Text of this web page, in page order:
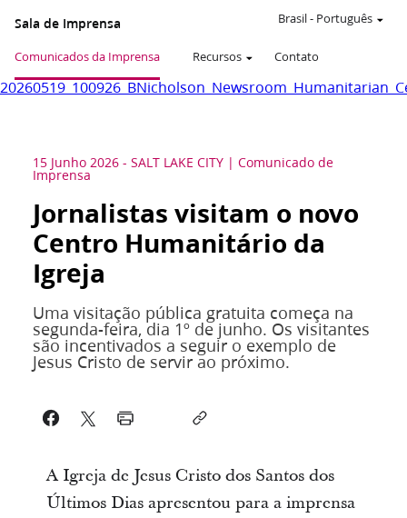
Sala de Imprensa
Comunicados da Imprensa Recursos Contato
Brasil- Português
15 Junho 2026 - SALT LAKE CITY Comunicado de
Imprensa
Jornalistas visitam o novo
Centro Humanitário da
Igreja
Uma visitação pública gratuita começa na
segunda-feira, dia 1º de junho. Os visitantes
são incentivados a seguir o exemplo de
Jesus Cristo de servir ao próximo.
A Igreja de Jesus Cristo dos Santos dos
Últimos Dias apresentou para a imprensa